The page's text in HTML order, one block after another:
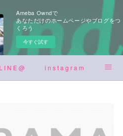
Ameba Owndで
あなただけのホームページやブログをつ
くろう
今すぐ試す
L I N E @ i n s t a g r a m